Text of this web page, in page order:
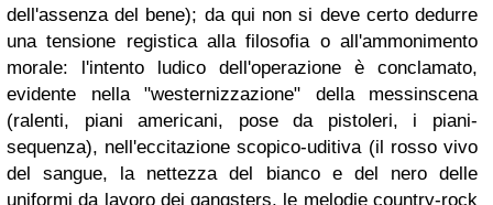
dell'assenza del bene); da qui non si deve certo dedurre
una tensione registica alla filosofia o all'ammonimento
morale: l'intento ludico dell'operazione è conclamato,
evidente nella "westernizzazione" della messinscena
(ralenti, piani americani, pose da pistoleri, i piani-
sequenza), nell'eccitazione scopico-uditiva (il rosso vivo
del sangue, la nettezza del bianco e del nero delle
uniformi da lavoro dei gangsters, le melodie country-rock